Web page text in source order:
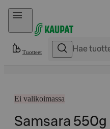
Hyppää sisältöön
Tuotteet
Ei valikoimassa
Samsara